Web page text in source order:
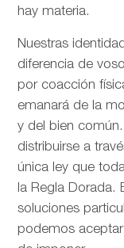
hay materia.
Nuestras
diferencia de
por coacción
emanará de la
y del bien
distribuirse a
única ley que
la Regla Dorada.
soluciones
podemos